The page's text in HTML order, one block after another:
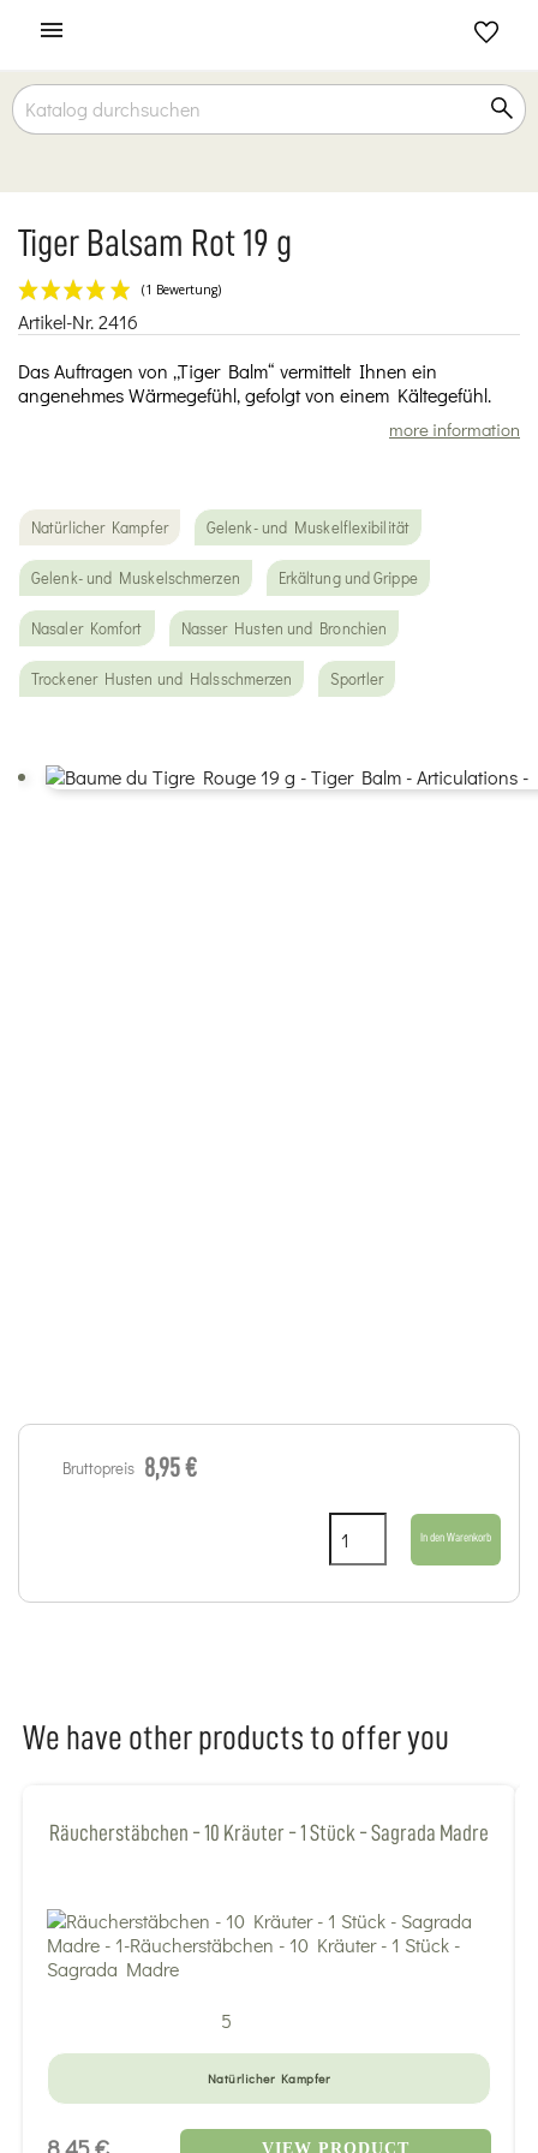

Tiger Balsam Rot 19 g
(1 Bewertung)
Artikel-Nr.2416
Das Auftragen von „Tiger Balm“ vermittelt Ihnen ein
angenehmes Wärmegefühl, gefolgt von einem Kältegefühl.
more information
Natürlicher Kampfer Gelenk- und Muskelflexibilität
Gelenk- und Muskelschmerzen Erkältung und Grippe
Nasaler Komfort Nasser Husten und Bronchien
Trockener Husten und Halsschmerzen Sportler
Bruttopreis 8,95 €
In den Warenkorb
We have other products to offer you
Räucherstäbchen - 10 Kräuter - 1 Stück - Sagrada Madre
5
Natürlicher Kampfer
VIEW PRODUCT